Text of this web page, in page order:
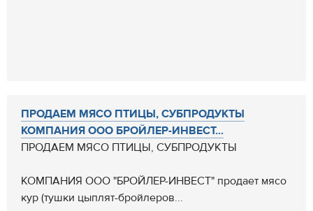
ПРОДАЕМ МЯСО ПТИЦЫ, СУБПРОДУКТЫ
КОМПАНИЯ ООО БРОЙЛЕР-ИНВЕСТ...
ПРОДАЕМ МЯСО ПТИЦЫ, СУБПРОДУКТЫ
КОМПАНИЯ ООО "БРОЙЛЕР-ИНВЕСТ" продает мясо
кур (тушки цыплят-бройлеров...